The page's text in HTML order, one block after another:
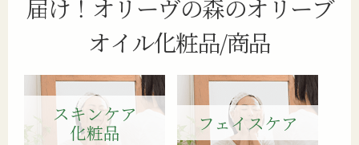
届け！ オリーヴの森のオリーブ
オイル化粧品/商品
スキンケア
化粧品
フェイスケア